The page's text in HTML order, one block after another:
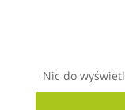
Nic do